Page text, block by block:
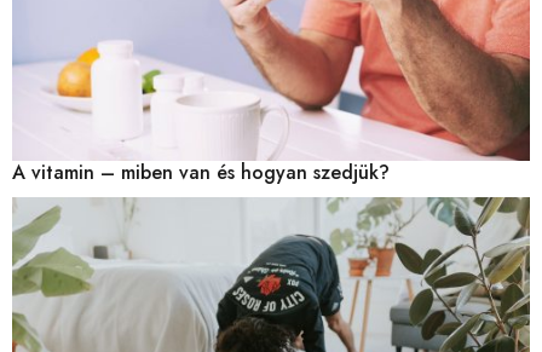
A vitamin – miben van és hogyan szedjük?